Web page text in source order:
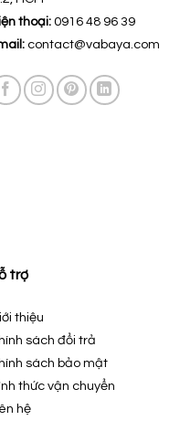
thoại:0916 48 96 39
contact@vabaya.com
trợ
thiệu
sách đổi trả
sách bảo mật
thức vận chuyển
hệ